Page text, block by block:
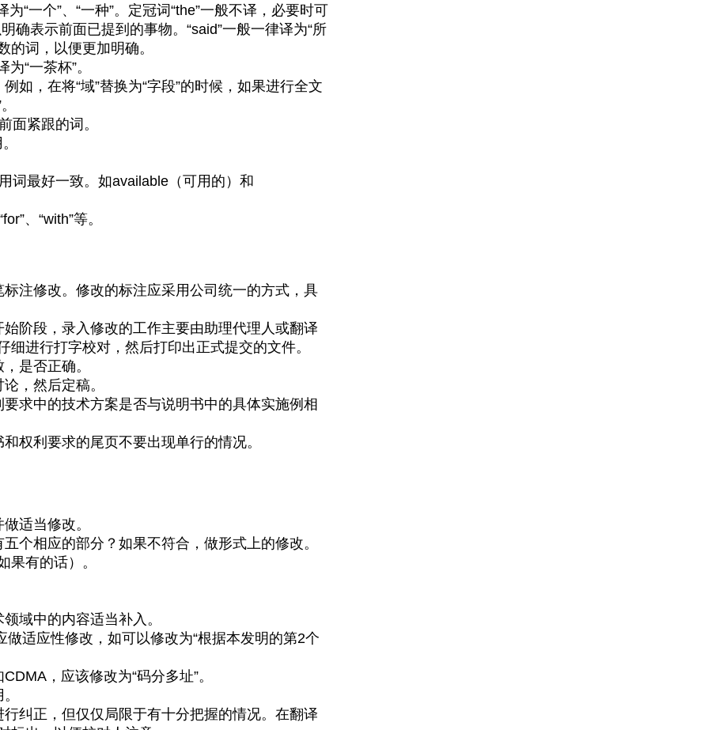
“一个”、“一种”。定冠词“the”一般不译，必要时可
明确表示前面已提到的事物。“said”一般一律译为“所
词，以便更加明确。
“一茶杯”。
如，在将“域”替换为“字段”的时候，如果进行全文
面紧跟的词。
词最好一致。如available（可用的）和
、“with”等。
注修改。修改的标注应采用公司统一的方式，具
阶段，录入修改的工作主要由助理代理人或翻译
进行打字校对，然后打印出正式提交的文件。
是否正确。
，然后定稿。
求中的技术方案是否与说明书中的具体实施例相
权利要求的尾页不要出现单行的情况。
适当修改。
个相应的部分？如果不符合，做形式上的修改。
果有的话）。
域中的内容适当补入。
适应性修改，如可以修改为“根据本发明的第2个
，应该修改为“码分多址”。
纠正，但仅仅局限于有十分把握的情况。在翻译